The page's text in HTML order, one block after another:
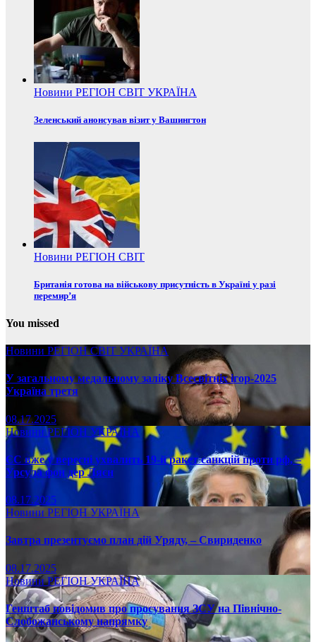
Новини РЕГІОН СВІТ УКРАЇНА
Зеленський анонсував візит у Вашингтон
Новини РЕГІОН СВІТ
Британія готова на військову присутність в Україні у разі
перемир’я
You missed
Новини РЕГІОНСВІТ УКРАЇНА
У загальному медальному заліку Всесвітніх ігор-2025
Україна третя
08.17.2025
НовиниРЕГІОН УКРАЇНА
ЄС вже у вересні ухвалить 19-й ракет санкцій проти рф, –
Урсула фон дер Ляєн
08.17.2025
Новини РЕГІОН УКРАЇНА
Завтра презентуємо план дій Уряду, – Свириденко
08.17.2025
НовиниРЕГІОНУКРАЇНА
Генштаб повідомив про просування ЗСУ на Північно-
Слобожанському напрямку